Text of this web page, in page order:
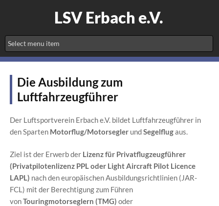
LSV Erbach e.V.
Die Ausbildung zum
Luftfahrzeugführer
Der Luftsportverein Erbach e.V. bildet Luftfahrzeugführer in
den Sparten Motorflug/Motorsegler undSegelflugaus.
Ziel ist der Erwerb der Lizenz für Privatflugzeugführer
(Privatpilotenlizenz PPL oder Light Aircraft Pilot Licence
LAPL) nach den europäischen Ausbildungsrichtlinien (JAR-
FCL) mit der Berechtigung zum Führen
vonTouringmotorseglern (TMG) oder